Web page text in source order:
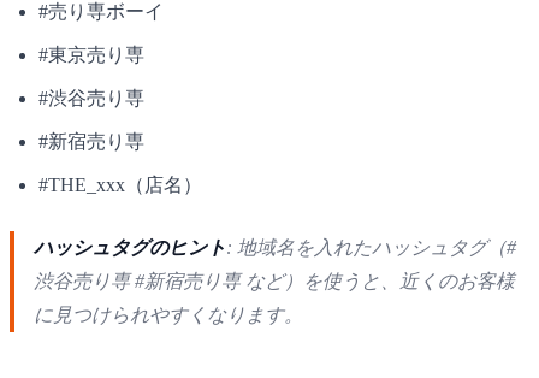
#売り専ボーイ
#東京売り専
#渋谷売り専
#新宿売り専
#THE_xxx（店名）
ハッシュタグのヒント: 地域名を入れたハッシュタグ（#
渋谷売り専 #新宿売り専 など）を使うと、近くのお客様
に見つけられやすくなります。